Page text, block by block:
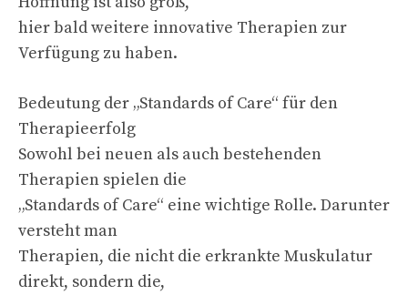
hier bald weitere innovative Therapien zur
Verfügung zu haben.
Bedeutung der „Standards of Care“ für den
Therapieerfolg
Sowohl bei neuen als auch bestehenden
Therapien spielen die
„Standards of Care“ eine wichtige Rolle. Darunter
versteht man
Therapien, die nicht die erkrankte Muskulatur
direkt, sondern die,